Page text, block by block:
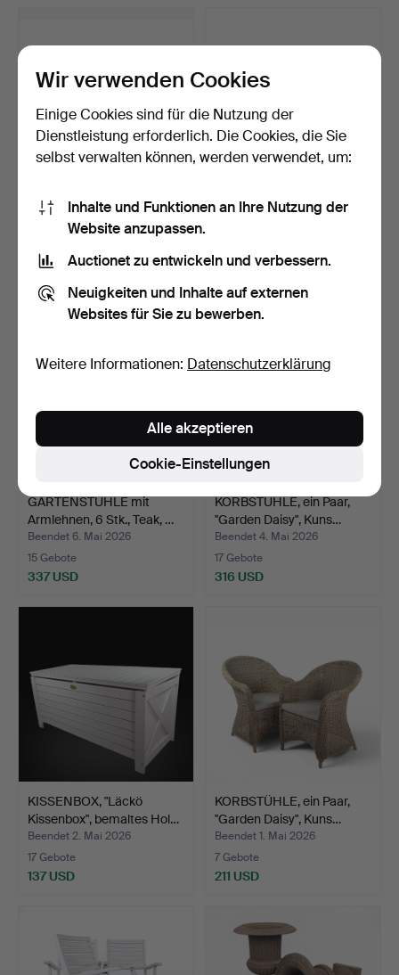
KORBSESSEL, ein Paar,
"Byaholma", Rattan, …
Beendet 11. Mai 2026
11 Gebote
KORBSTÜHLE, 4 Stk.,
11 Gebote
GARTENSTÜHLE mit
Armlehnen, 6 Stk., Teak, …
Beendet 6. Mai 2026
15 Gebote
337 USD
KORBSTÜHLE, ein Paar,
"Garden Daisy", Kuns…
Beendet 4. Mai 2026
17 Gebote
316 USD
KISSENBOX, "Läckö
Kissenbox", bemaltes Hol…
Beendet 2. Mai 2026
17 Gebote
137 USD
KORBSTÜHLE, ein Paar,
"Garden Daisy", Kuns…
Beendet 1. Mai 2026
7 Gebote
211 USD
Wir verwenden Cookies
Einige Cookies sind für die Nutzung der
Dienstleistung erforderlich. Die Cookies, die Sie
selbst verwalten können, werden verwendet, um:
Inhalte und Funktionen an Ihre Nutzung der
Website anzupassen.
Auctionet zu entwickeln und verbessern.
Neuigkeiten und Inhalte auf externen
Websites für Sie zu bewerben.
Weitere Informationen: Datenschutzerklärung
Cookie-Einstellungen
Alle akzeptieren